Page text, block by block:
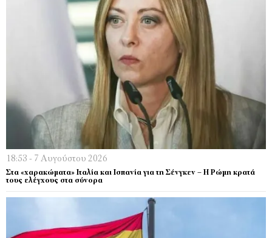
18:53 - 7 Αυγούστου 2026
Στα «χαρακώματα» Ιταλία και Ισπανία για τη Σένγκεν – Η Ρώμη κρατά
τους ελέγχους στα σύνορα